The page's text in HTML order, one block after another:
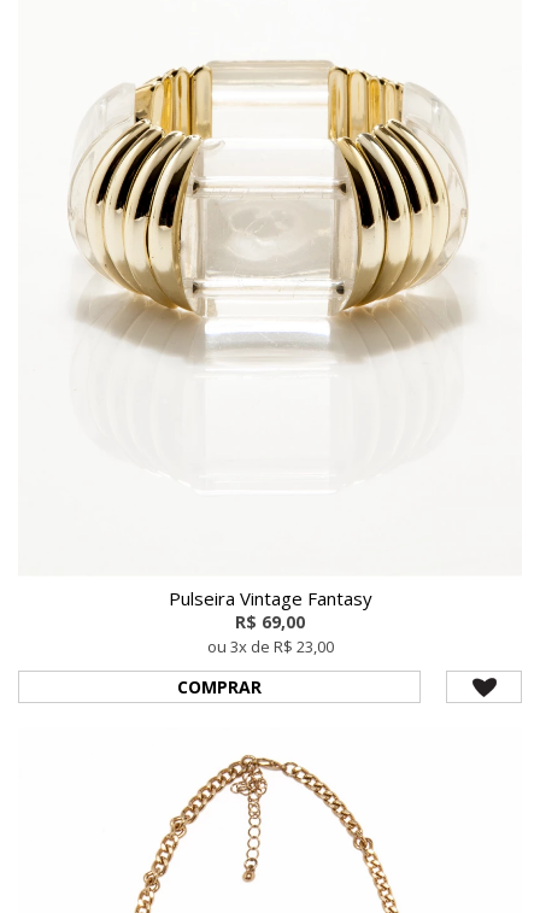
Pulseira Vintage Fantasy
R$ 69,00
ou 3x de R$ 23,00
COMPRAR